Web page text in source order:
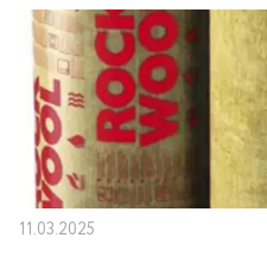
11.03.2025